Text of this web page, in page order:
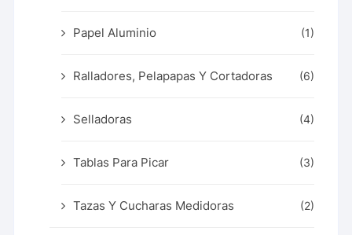
Papel Aluminio (1)
Ralladores, Pelapapas Y Cortadoras (6)
Selladoras (4)
Tablas Para Picar (3)
Tazas Y Cucharas Medidoras (2)